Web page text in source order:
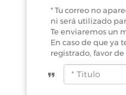
* Tu correo no
ni será utilizado
Te enviaremos un
En caso de que ya
registrado, favor de